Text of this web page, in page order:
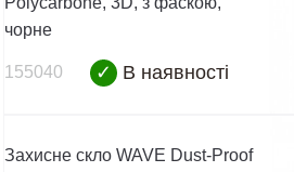
чорне
155040 ✓ В наявності
Захисне скло WAVE Dust-Proof